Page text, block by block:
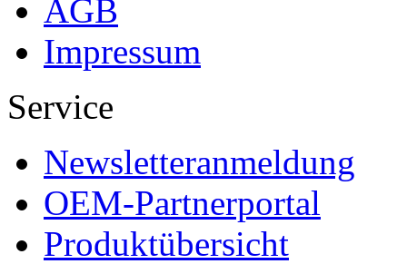
AGB
Impressum
Service
Newsletteranmeldung
OEM-Partnerportal
Produktübersicht